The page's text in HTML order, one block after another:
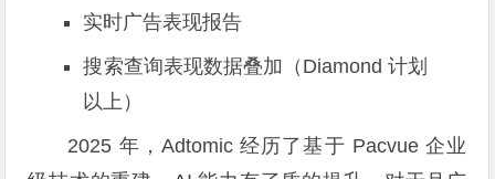
实时广告表现报告
搜索查询表现数据叠加（Diamond 计划
以上）
2025 年，Adtomic 经历了基于 Pacvue 企业